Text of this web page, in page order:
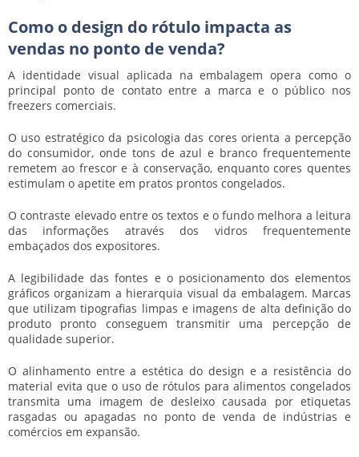
Como o design do rótulo impacta as
vendas no ponto de venda?
A identidade visual aplicada na embalagem opera como o
principal ponto de contato entre a marca e o público nos
freezers comerciais.
O uso estratégico da psicologia das cores orienta a percepção
do consumidor, onde tons de azul e branco frequentemente
remetem ao frescor e à conservação, enquanto cores quentes
estimulam o apetite em pratos prontos congelados.
O contraste elevado entre os textos e o fundo melhora a leitura
das informações através dos vidros frequentemente
embaçados dos expositores.
A legibilidade das fontes e o posicionamento dos elementos
gráficos organizam a hierarquia visual da embalagem. Marcas
que utilizam tipografias limpas e imagens de alta definição do
produto pronto conseguem transmitir uma percepção de
qualidade superior.
O alinhamento entre a estética do design e a resistência do
material evita que o uso de rótulos para alimentos congelados
transmita uma imagem de desleixo causada por etiquetas
rasgadas ou apagadas no ponto de venda de indústrias e
comércios em expansão.